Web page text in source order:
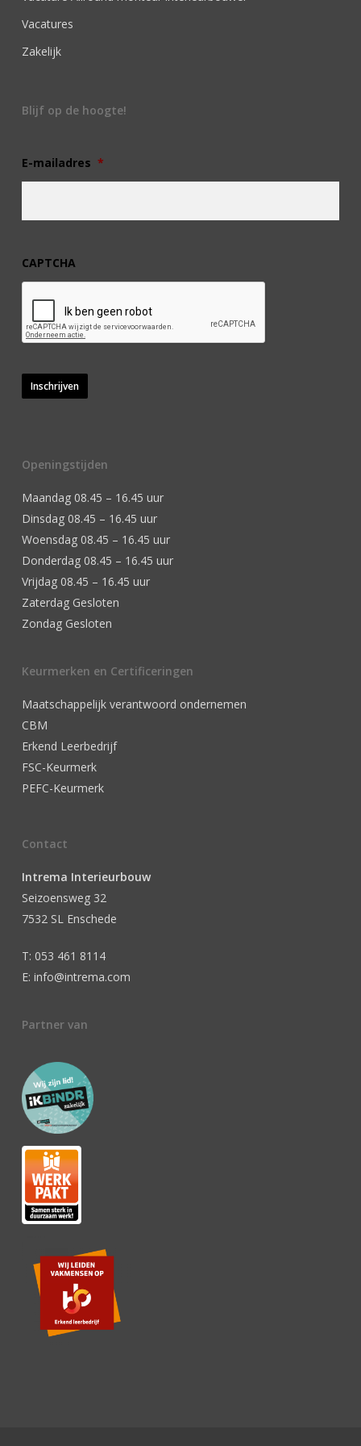
Vacatures
Zakelijk
Blijf op de hoogte!
E-mailadres *
CAPTCHA
Inschrijven
Openingstijden
Maandag 08.45 – 16.45 uur
Dinsdag 08.45 – 16.45 uur
Woensdag 08.45 – 16.45 uur
Donderdag 08.45 – 16.45 uur
Vrijdag 08.45 – 16.45 uur
Zaterdag Gesloten
Zondag Gesloten
Keurmerken en Certificeringen
Maatschappelijk verantwoord ondernemen
CBM
Erkend Leerbedrijf
FSC-Keurmerk
PEFC-Keurmerk
Contact
Intrema Interieurbouw
Seizoensweg 32
7532 SL Enschede
T: 053 461 8114
E: info@intrema.com
Partner van